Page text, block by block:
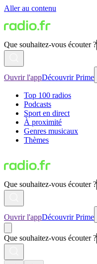
Aller au contenu
Que souhaitez-vous écouter ?
Ouvrir l'appDécouvrir Prime
Top 100 radios
Podcasts
Sport en direct
À proximité
Genres musicaux
Thèmes
Que souhaitez-vous écouter ?
Ouvrir l'appDécouvrir Prime
Que souhaitez-vous écouter ?